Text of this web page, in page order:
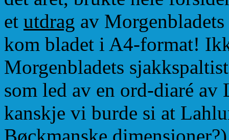
et utdrag av
kom bladet i A4-format!
Morgenbladets
som led av en ord-diaré
kanskje vi burde si at